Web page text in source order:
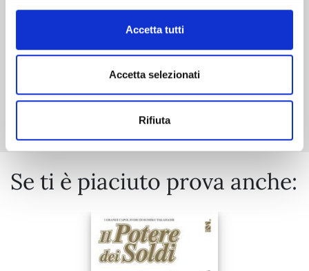
Accetta tutti
Accetta selezionati
Rifiuta
€ 5,90
Mostra tutto
Se ti è piaciuto prova anche: